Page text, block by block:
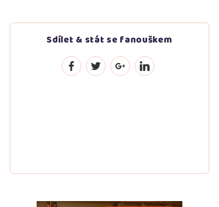
Sdílet & stát se fanouškem